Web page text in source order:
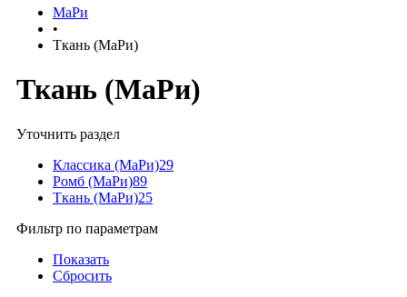
МаРи
•
Ткань (МаРи)
Ткань (МаРи)
Уточнить раздел
Классика (МаРи)29
Ромб (МаРи)89
Ткань (МаРи)25
Фильтр по параметрам
Показать
Сбросить